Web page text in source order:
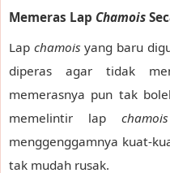
Memeras Lap Chamois
Lap chamoisyang baru
diperas agar tidak
memerasnya pun tak
memelintir lap
menggenggamnya kuat-
tak mudah rusak.